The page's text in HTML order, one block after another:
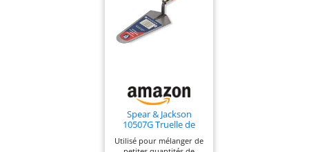
Spear & Jackson
10507G Truelle de
ragréage Mortar
Master 7"
Utilisé pour mélanger de